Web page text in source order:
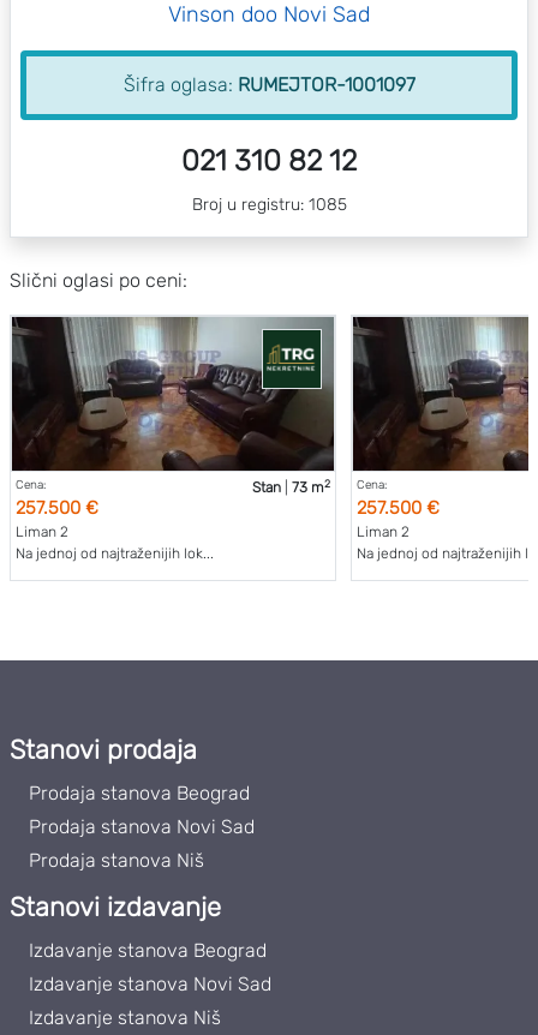
Vinson doo Novi Sad
Šifra oglasa: RUMEJTOR-1001097
021 310 82 12
Broj u registru: 1085
Slični oglasi po ceni:
Cena:
257.500 €
Stan| 73 m2
Liman 2
Na jednoj od najtraženijih lok...
Cena:
257.500 €
Liman 2
Na jednoj od najtraženijih
Stanovi prodaja
Prodaja stanova Beograd
Prodaja stanova Novi Sad
Prodaja stanova Niš
Stanovi izdavanje
Izdavanje stanova Beograd
Izdavanje stanova Novi Sad
Izdavanje stanova Niš